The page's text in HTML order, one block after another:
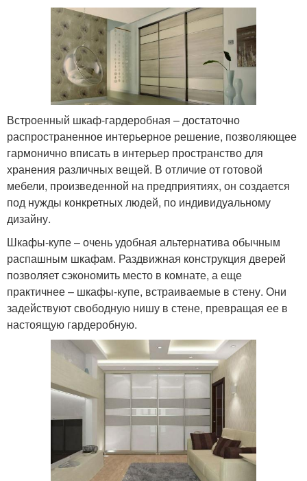
Встроенный шкаф-гардеробная – достаточно
распространенное интерьерное решение, позволяющее
гармонично вписать в интерьер пространство для
хранения различных вещей. В отличие от готовой
мебели, произведенной на предприятиях, он создается
под нужды конкретных людей, по индивидуальному
дизайну.
Шкафы-купе – очень удобная альтернатива обычным
распашным шкафам. Раздвижная конструкция дверей
позволяет сэкономить место в комнате, а еще
практичнее – шкафы-купе, встраиваемые в стену. Они
задействуют свободную нишу в стене, превращая ее в
настоящую гардеробную.